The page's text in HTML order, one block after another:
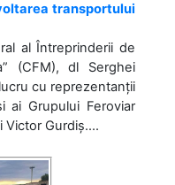
transportului
al Întreprinderii de
(CFM), dl Serghei
cu reprezentanții
ai Grupului Feroviar
Victor Gurdiș....